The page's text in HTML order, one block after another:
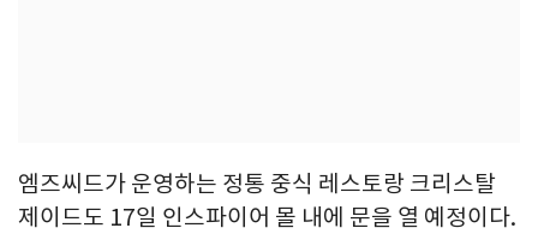
엠즈씨드가 운영하는 정통 중식 레스토랑 크리스탈
제이드도 17일 인스파이어 몰 내에 문을 열 예정이다.